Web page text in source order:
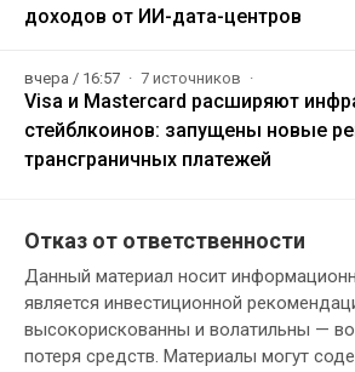
доходов от ИИ-дата-центров
вчера / 16:57 7 источников
Visa и Mastercard расширяют
стейблкоинов: запущены новые
трансграничных платежей
Отказ от ответственности
Данный материал носит
является инвестиционной
высокорискованны и волатильны —
потеря средств. Материалы могут